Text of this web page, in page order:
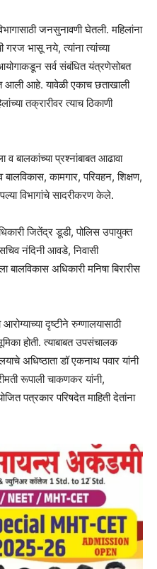
जनसुनावणी घेतली. महिलांना
गरज भासू नये, त्यांना त्यांच्या
आयोगाकडून सर्व संबंधित यंत्रणेसोबत
आली आहे. यावेळी एकाच छताखाली
तक्रारीवर त्याच ठिकाणी
व बालकांच्या प्रश्नांबाबत आढावा
कामगार, परिवहन, शिक्षण,
विभागांचे सादरीकरण केले.
जितेंद्र डूडी, पोलिस उपायुक्त
नंदिनी आवडे, निवासी
बालविकास अधिकारी मनिषा बिरारीस
दृष्टीने रुग्णालयासाठी
होती. त्याबाबत उपसंचालक
अधिष्ठाता डॉ एकनाथ पवार यांनी
रूपाली चाकणकर यांनी,
पत्रकार परिषदेत माहिती देतांना